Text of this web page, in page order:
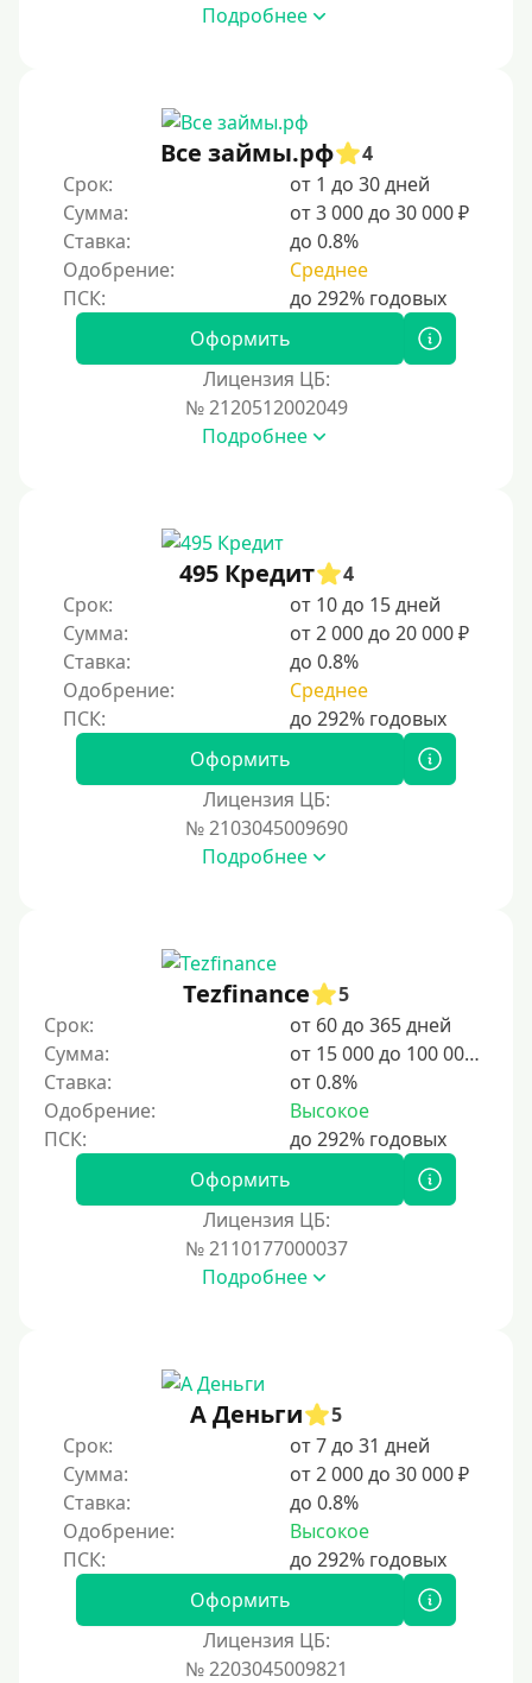
Без платных услуг и подписок
Онлайн круглосуточно
На карту круглосуточно
24/7
Деньги в долг
В долг на карту
Срок
10 дней
2 недели
15 дней
20 дней
30 дней без процентов
100 дней
4 месяца
5 месяцев
На полгода
10 месяцев
5 лет
Краткосрочные
Долгосрочные
Принятие решения
Подробнее
Все займы.рф
4
Срок:
от 1 до 30 дней
Сумма:
от 3 000 до 30 000 ₽
Ставка:
до 0.8%
Одобрение:
Среднее
Оформить
Лицензия ЦБ:
№ 2120512002049
Подробнее
495 Кредит
4
Срок:
от 10 до 15 дней
Сумма:
от 2 000 до 20 000 ₽
Ставка:
до 0.8%
Одобрение:
Среднее
Оформить
Лицензия ЦБ:
№ 2103045009690
Подробнее
Tezfinance
5
Срок:
от 60 до 365 дней
Сумма:
от 15 000 до 100 000 ₽
Ставка:
от 0.8%
Одобрение:
Высокое
Оформить
Лицензия ЦБ:
№ 2110177000037
Подробнее
А Деньги
5
Срок:
от 7 до 31 дней
Сумма:
от 2 000 до 30 000 ₽
Ставка:
до 0.8%
Одобрение:
Высокое
Оформить
Лицензия ЦБ:
№ 2203045009821